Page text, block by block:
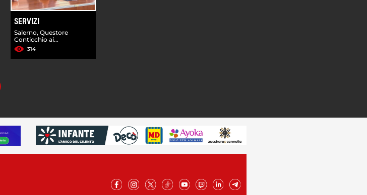
SERVIZI
Salerno, Questore
Conticchio ai...
314